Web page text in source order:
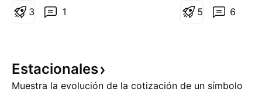
tendencia bajista continua.
1
3
Smart Money
6
5
Estacionales
Muestra la evolución de la cotización de un símbolo